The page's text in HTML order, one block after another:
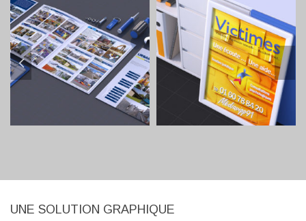
UNE SOLUTION GRAPHIQUE